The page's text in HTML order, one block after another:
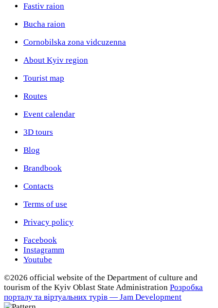
Fastiv raion
Bucha raion
Cornobilska zona vidcuzenna
About Kyiv region
Tourist map
Routes
Event calendar
3D tours
Blog
Brandbook
Contacts
Terms of use
Privacy policy
Facebook
Instagramm
Youtube
©2026 official website of the Department of сulture and
tourism of the Kyiv Oblast State Administration Розробка
порталу та віртуальних турів — Jam Development